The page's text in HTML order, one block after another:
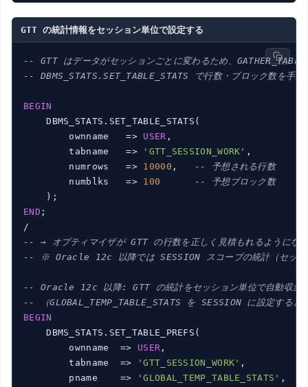
GTT の統計情報をセッション単位で設定する
-- GTT はデータがセッションごとに変わるため、
-- DBMS_STATS.SET_TABLE_STATS で行数・ブロック数を手動
BEGIN
    DBMS_STATS.SET_TABLE_STATS(
        ownname   =>
USER ,
        tabname   =>
'GTT_SESSION_WORK' ,
        numrows   =>
10000 ,
-- 予想される行数
        numblks   =>
100
-- 予想ブロック数
END ;
-- → オプティマイザが GTT の行数を正しく見積もれるようにな
-- ※ Oracle 12c 以降では SESSION スコープの統計（セッシ
-- Oracle 12c 以降: GTT の統計をセッション単位で自動収集
-- （GLOBAL_TEMP_TABLE_STATS を SESSION に設定すると
BEGIN
    DBMS_STATS.SET_TABLE_PREFS(
        ownname  =>
USER ,
        tabname  =>
'GTT_SESSION_WORK' ,
        pname    =>
'GLOBAL_TEMP_TABLE_STATS' ,